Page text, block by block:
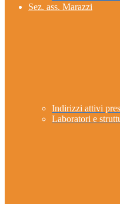
Sez. ass. Marazzi
Indirizzi attivi
Laboratori e